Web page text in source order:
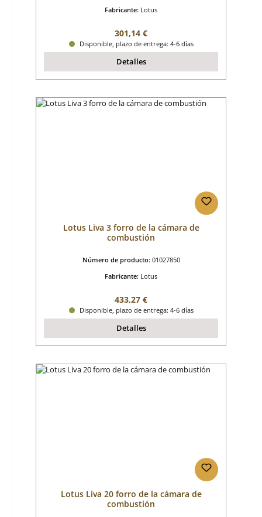
Fabricante: Lotus
Precio normal:
301,14 €
Disponible, plazo de entrega: 4-6 días
Detalles
Lotus Liva 3 forro de la cámara de
combustión
Número de producto: 01027850
Fabricante: Lotus
Precio normal:
433,27 €
Disponible, plazo de entrega: 4-6 días
Detalles
Lotus Liva 20 forro de la cámara de
combustión